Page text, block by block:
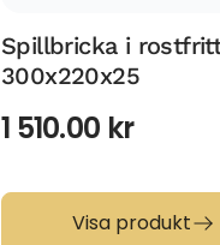
Spillbricka i
300x220x25
1 510.00 kr
Visa produkt